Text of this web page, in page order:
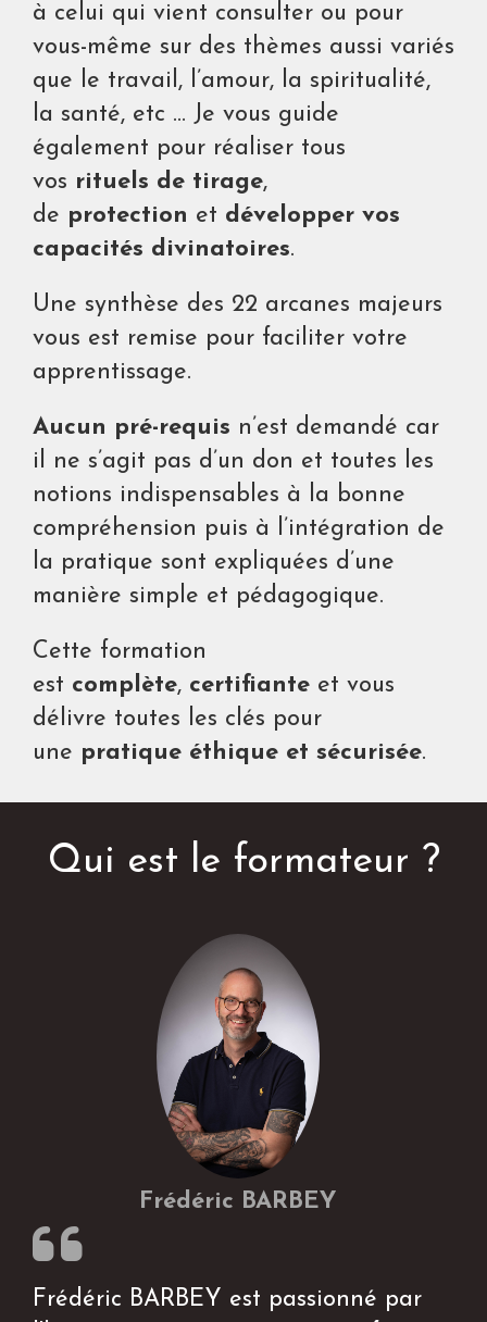
à celui qui vient consulter ou pour
vous-même sur des thèmes aussi variés
que le travail, l’amour, la spiritualité,
la santé, etc … Je vous guide
également pour réaliser tous
vos rituels de tirage,
de protection et développer vos
capacités divinatoires.
Une synthèse des 22 arcanes majeurs
vous est remise pour faciliter votre
apprentissage.
Aucun pré-requis n’est demandé car
il ne s’agit pas d’un don et toutes les
notions indispensables à la bonne
compréhension puis à l’intégration de
la pratique sont expliquées d’une
manière simple et pédagogique.
Cette formation
est complète, certifiante et vous
délivre toutes les clés pour
une pratique éthique et sécurisée.
Qui est le formateur ?
Frédéric BARBEY
Frédéric BARBEY est passionné par